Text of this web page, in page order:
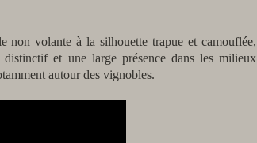
non volante à la silhouette trapue et camouflée,
et une large présence dans les milieux
autour des vignobles.